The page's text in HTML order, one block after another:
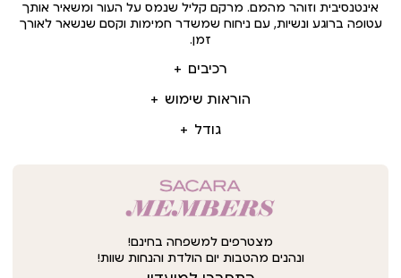
רכיבים
הוראות שימוש
גודל
אינטנסיבית וזוהר מהמם. מרקם קליל שנמס על העור ומשאיר אותך
עטופה ברוגע ונשיות, עם ניחוח שמשדר חמימות וקסם שנשאר לאורך
זמן.
מצטרפים למשפחה בחינם!
ונהנים מהטבות יום הולדת והנחות שוות!